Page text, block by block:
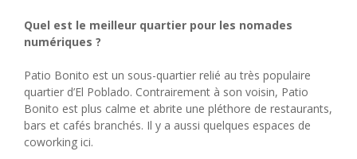
Quel est le meilleur quartier pour les nomades
numériques ?
Patio Bonito est un sous-quartier relié au très populaire
quartier d’El Poblado. Contrairement à son voisin, Patio
Bonito est plus calme et abrite une pléthore de restaurants,
bars et cafés branchés. Il y a aussi quelques espaces de
coworking ici.